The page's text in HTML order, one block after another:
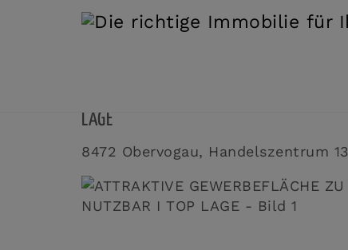
LAGE
8472 Obervogau, Handelszentrum 13